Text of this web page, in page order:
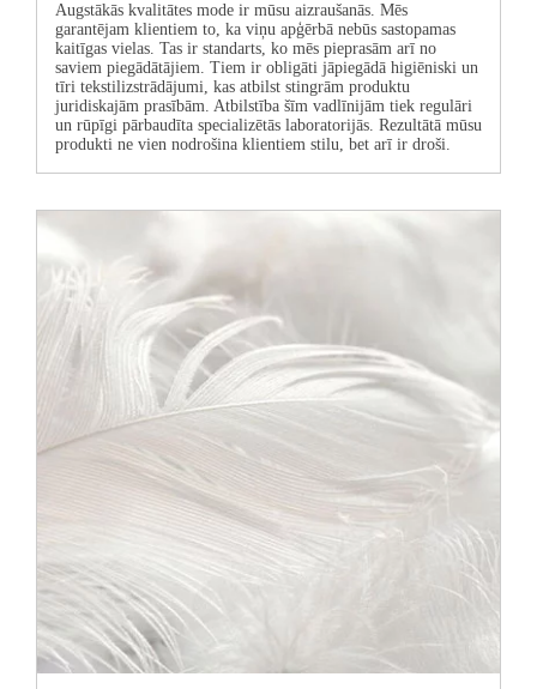
Augstākās kvalitātes mode ir mūsu aizraušanās. Mēs
garantējam klientiem to, ka viņu apģērbā nebūs sastopamas
kaitīgas vielas. Tas ir standarts, ko mēs pieprasām arī no
saviem piegādātājiem. Tiem ir obligāti jāpiegādā higiēniski un
tīri tekstilizstrādājumi, kas atbilst stingrām produktu
juridiskajām prasībām. Atbilstība šīm vadlīnijām tiek regulāri
un rūpīgi pārbaudīta specializētās laboratorijās. Rezultātā mūsu
produkti ne vien nodrošina klientiem stilu, bet arī ir droši.